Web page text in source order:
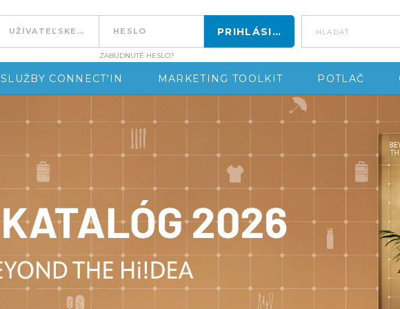
ZABUDNUTÉ HESLO?
hľadať
SLUŽBY CONNECT'IN MARKETING TOOLKIT POTLAČ